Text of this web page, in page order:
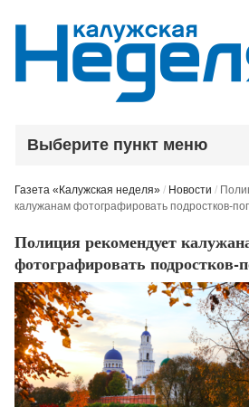
Выберите пункт меню
Газета «Калужская неделя» / Новости /
калужанам фотографировать подростков-
Полиция рекомендует
фотографировать подростков-